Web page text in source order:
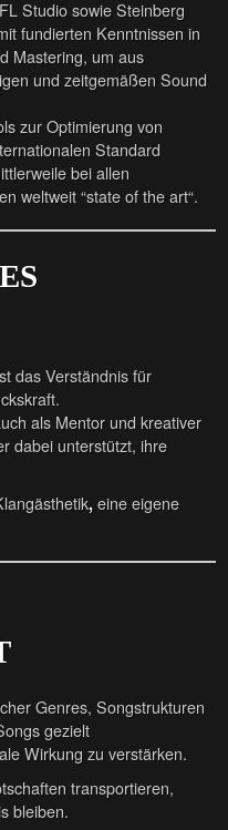
Studio sowie Steinberg
fundierten Kenntnissen in
Mastering, um aus
und zeitgemäßen Sound
zur Optimierung von
Standard
bei allen
weltweit “state of the art“.
das Verständnis für
als Mentor und kreativer
dabei unterstützt, ihre
, eine eigene
Genres, Songstrukturen
gezielt
Wirkung zu verstärken.
transportieren,
bleiben.